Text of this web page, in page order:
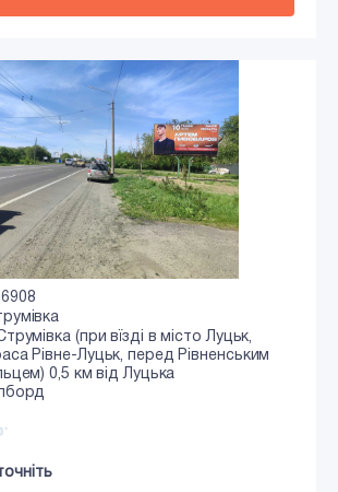
(при вїзді в місто Луцьк,
Рівне-Луцьк, перед Рівненським
0,5 км від Луцька